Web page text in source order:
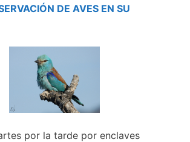
DE AVES EN SU
por la tarde por enclaves